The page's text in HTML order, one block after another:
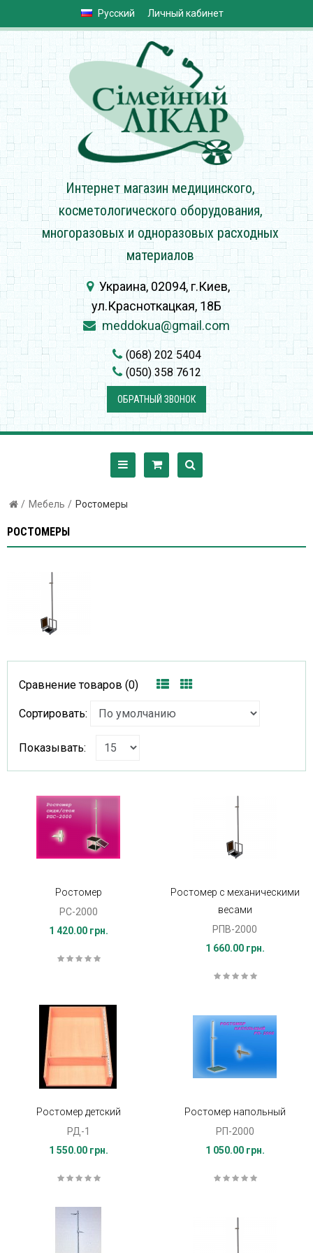
Русский Личный кабинет
Интернет магазин медицинского,
косметологического оборудования,
многоразовых и одноразовых расходных
материалов
Украина, 02094, г.Киев,
ул.Красноткацкая, 18Б
meddokua@gmail.com
(068) 202 5404
(050) 358 7612
ОБРАТНЫЙ ЗВОНОК
Мебель Ростомеры
РОСТОМЕРЫ
Сравнение товаров (0)
Сортировать:
Показывать:
Ростомер
РС-2000
1 420.00 грн.
Ростомер c механическими
весами
РПВ-2000
1 660.00 грн.
Ростомер детский
РД-1
1 550.00 грн.
Ростомер напольный
РП-2000
1 050.00 грн.